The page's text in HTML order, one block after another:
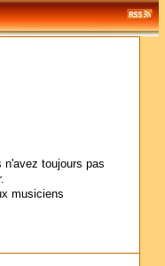
n'avez toujours pas
musiciens